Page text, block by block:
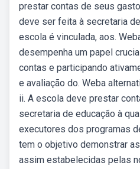
prestar contas de seus
deve ser feita à secretaria
escola é vinculada, aos.
desempenha um papel
contas e participando
e avaliação do. Weba
ii. A escola deve prestar
secretaria de educação à
executores dos programas
tem o objetivo demonstrar
assim estabelecidas pelas